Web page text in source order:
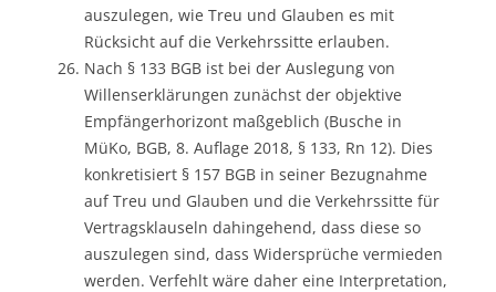
auszulegen, wie Treu und Glauben es mit
Rücksicht auf die Verkehrssitte erlauben.
Nach § 133 BGB ist bei der Auslegung von
Willenserklärungen zunächst der objektive
Empfängerhorizont maßgeblich (Busche in
MüKo, BGB, 8. Auflage 2018, § 133, Rn 12). Dies
konkretisiert § 157 BGB in seiner Bezugnahme
auf Treu und Glauben und die Verkehrssitte für
Vertragsklauseln dahingehend, dass diese so
auszulegen sind, dass Widersprüche vermieden
werden. Verfehlt wäre daher eine Interpretation,